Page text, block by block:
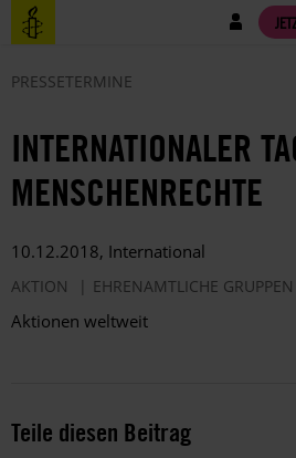
Direkt
zum
Benutzermenü
PRESSETERMINE
INTERNATIONALER
MENSCHENRECHTE
10.12.2018, International
AKTION EHRENAMTLICHE GRUPPEN
Aktionen weltweit
Teile diesen Beitrag